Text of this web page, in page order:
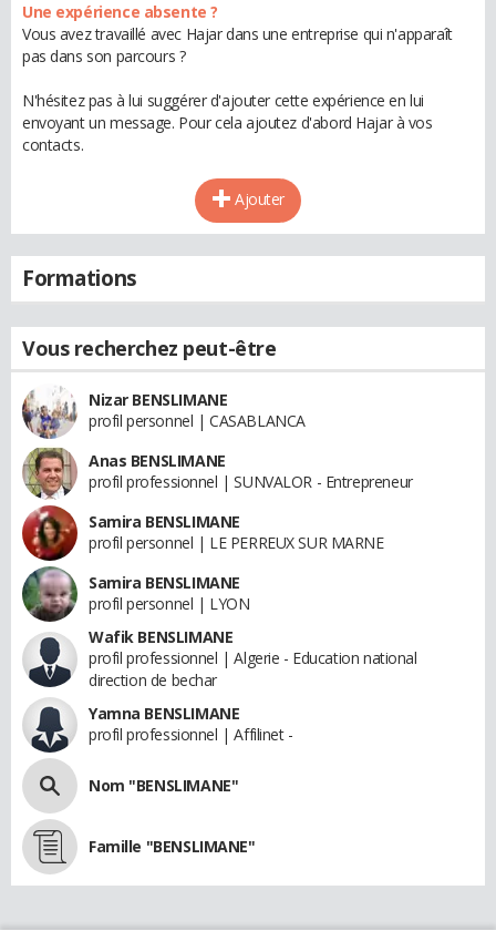
Une expérience absente ?
Vous avez travaillé avec Hajar dans une entreprise qui n'apparaît
pas dans son parcours ?
N'hésitez pas à lui suggérer d'ajouter cette expérience en lui
envoyant un message. Pour cela ajoutez d'abord Hajar à vos
contacts.
Ajouter
Formations
Vous recherchez peut-être
Nizar BENSLIMANE
profil personnel | CASABLANCA
Anas BENSLIMANE
profil professionnel | SUNVALOR - Entrepreneur
Samira BENSLIMANE
profil personnel | LE PERREUX SUR MARNE
Samira BENSLIMANE
profil personnel | LYON
Wafik BENSLIMANE
profil professionnel | Algerie - Education national
direction de bechar
Yamna BENSLIMANE
profil professionnel | Affilinet -
Nom "BENSLIMANE"
Famille "BENSLIMANE"